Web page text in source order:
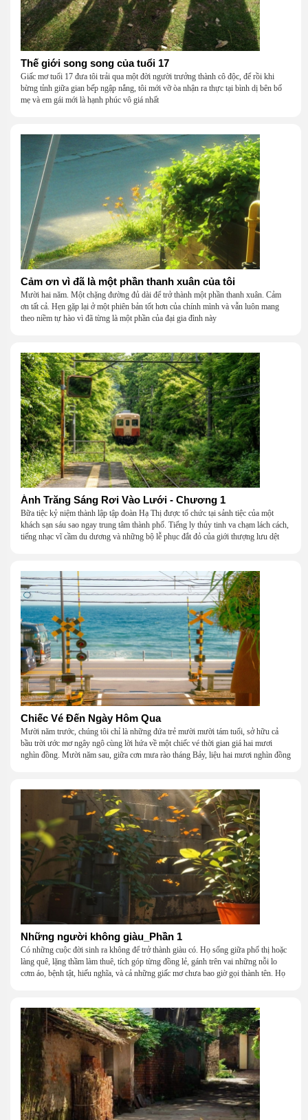
Thế giới song song của tuổi 17
Giấc mơ tuổi 17 đưa tôi trải qua một đời người trưởng thành cô độc, để rồi khi
bừng tỉnh giữa gian bếp ngập nắng, tôi mới vỡ òa nhận ra thực tại bình dị bên bố
mẹ và em gái mới là hạnh phúc vô giá nhất
Cảm ơn vì đã là một phần thanh xuân của tôi
Mười hai năm. Một chặng đường đủ dài để trở thành một phần thanh xuân. Cảm
ơn tất cả. Hẹn gặp lại ở một phiên bản tốt hơn của chính mình và vẫn luôn mang
theo niềm tự hào vì đã từng là một phần của đại gia đình này
Ánh Trăng Sáng Rơi Vào Lưới - Chương 1
Bữa tiệc kỷ niệm thành lập tập đoàn Hạ Thị được tổ chức tại sảnh tiệc của một
khách sạn sáu sao ngay trung tâm thành phố. Tiếng ly thủy tinh va chạm lách cách,
tiếng nhạc vĩ cầm du dương và những bộ lễ phục đắt đỏ của giới thượng lưu dệt
Chiếc Vé Đến Ngày Hôm Qua
Mười năm trước, chúng tôi chỉ là những đứa trẻ mười mười tám tuổi, sở hữu cả
bầu trời ước mơ ngây ngô cùng lời hứa về một chiếc vé thời gian giá hai mươi
nghìn đồng. Mười năm sau, giữa cơn mưa rào tháng Bảy, liệu hai mươi nghìn đồng
Những người không giàu_Phần 1
Có những cuộc đời sinh ra không để trở thành giàu có. Họ sống giữa phố thị hoặc
làng quê, lặng thầm làm thuê, tích góp từng đồng lẻ, gánh trên vai những nỗi lo
cơm áo, bệnh tật, hiếu nghĩa, và cả những giấc mơ chưa bao giờ gọi thành tên. Họ
một mái nhà bằng lòng thương, bằng sự nhẫn nại và một niềm tin cũ kỹ rằng: dẫu
nghèo đến đâu, cũng còn có nhau để quay về.